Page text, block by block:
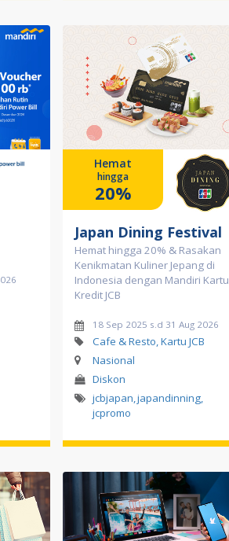
Hemat
hingga
20%
Japan Dining Festival
Hemat hingga 20% & Rasakan
Kenikmatan Kuliner Jepang di
Indonesia dengan Mandiri Kartu
Kredit JCB
18 Sep 2025 s.d 31 Aug 2026
Cafe & Resto, Kartu JCB
Nasional
Diskon
jcbjapan,japandinning,
jcpromo